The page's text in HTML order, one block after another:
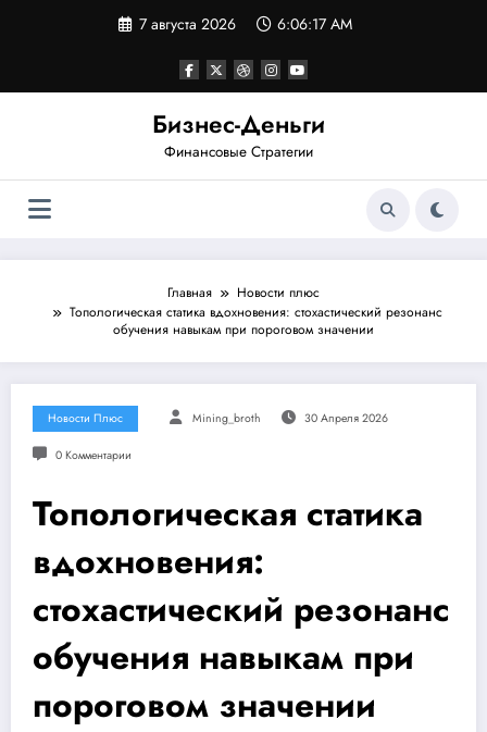
7 августа 2026 6:06:17 AM
Бизнес-Деньги
Финансовые Стратегии
Главная
Новости плюс
Топологическая статика вдохновения: стохастический резонанс
обучения навыкам при пороговом значении
Новости Плюс Mining_broth 30 Апреля 2026
0 Комментарии
Топологическая статика
вдохновения:
стохастический резонанс
обучения навыкам при
пороговом значении